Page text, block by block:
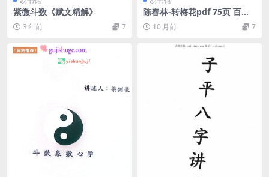
紫微斗数《赋文精解》
3 年前 7
陈春林-转梅花pdf 75页 百度
云下载！
10 月前 7